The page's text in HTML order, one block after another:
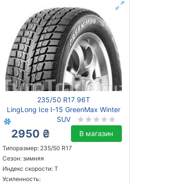
235/50 R17 96T
LingLong Ice I-15 GreenMax Winter
SUV
2950 ₴ В магазин
Типоразмер: 235/50 R17
Сезон: зимняя
Индекс скорости: T
Усиленность: